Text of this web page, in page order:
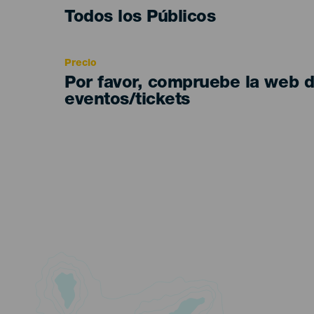
Edad
Todos los Públicos
Precio
Por favor, compruebe la web
eventos/tickets